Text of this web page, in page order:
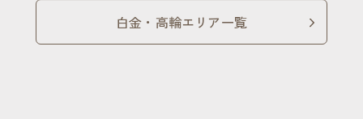
白金・高輪エリア一覧